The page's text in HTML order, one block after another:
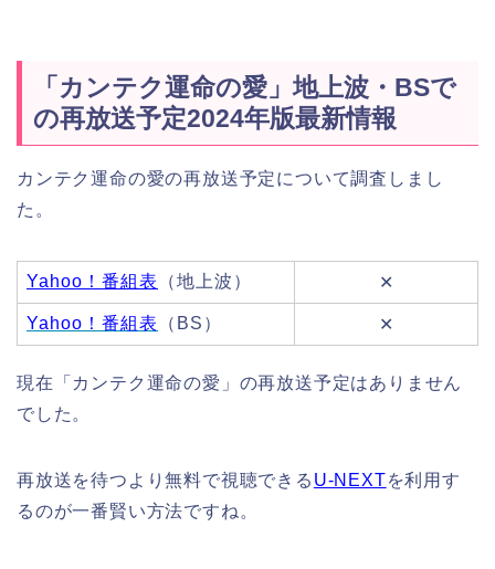
「カンテク運命の愛」地上波・BSで
の再放送予定2024年版最新情報
カンテク運命の愛の再放送予定について調査しまし
た。
Yahoo！番組表 （地上波） ✕
Yahoo！番組表 （BS） ✕
現在「カンテク運命の愛」の再放送予定はありません
でした。
再放送を待つより無料で視聴できる U-NEXTを利用す
るのが一番賢い方法ですね。